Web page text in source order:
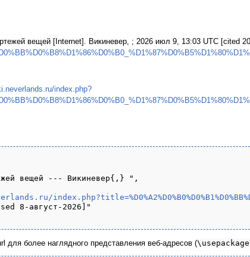
вещей [Internet]. Викиневер, ; 2026 июл 9, 13:03 UTC [cited
index.php?
вещей --- Викиневер{,} ",
8-август-2026]"
для более наглядного представления веб-адресов (